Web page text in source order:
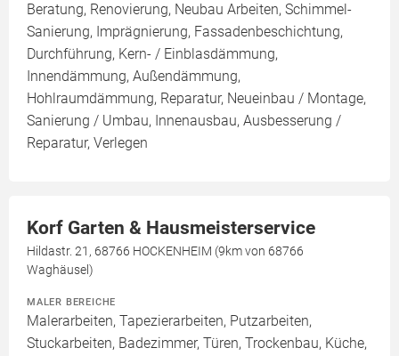
Beratung, Renovierung, Neubau Arbeiten, Schimmel-
Sanierung, Imprägnierung, Fassadenbeschichtung,
Durchführung, Kern- / Einblasdämmung,
Innendämmung, Außendämmung,
Hohlraumdämmung, Reparatur, Neueinbau / Montage,
Sanierung / Umbau, Innenausbau, Ausbesserung /
Reparatur, Verlegen
Korf Garten & Hausmeisterservice
Hildastr. 21, 68766 HOCKENHEIM (9km von 68766
Waghäusel)
MALER BEREICHE
Malerarbeiten, Tapezierarbeiten, Putzarbeiten,
Stuckarbeiten, Badezimmer, Türen, Trockenbau, Küche,